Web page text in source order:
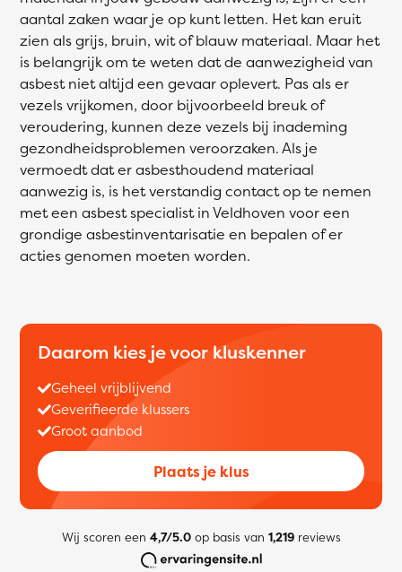
aantal zaken waar je op kunt letten. Het kan eruit
zien als grijs, bruin, wit of blauw materiaal. Maar het
is belangrijk om te weten dat de aanwezigheid van
asbest niet altijd een gevaar oplevert. Pas als er
vezels vrijkomen, door bijvoorbeeld breuk of
veroudering, kunnen deze vezels bij inademing
gezondheidsproblemen veroorzaken. Als je
vermoedt dat er asbesthoudend materiaal
aanwezig is, is het verstandig contact op te nemen
met een asbest specialist in Veldhoven voor een
grondige asbestinventarisatie en bepalen of er
acties genomen moeten worden.
Daarom kies je voor kluskenner
Geheel vrijblijvend
Geverifieerde klussers
Groot aanbod
Plaats je klus
Wij scoren een 4,7/5.0op basis van 1,219reviews